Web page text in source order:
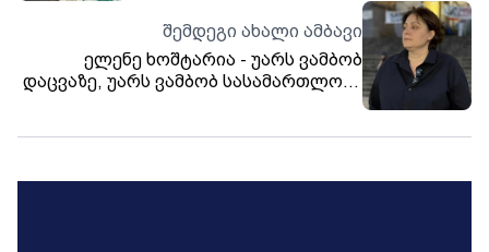
შემდეგი ახალი ამბავი
ელენე ხოშტარია - უარს ვამბობ
დაცვაზე, უარს ვამბობ სასამართლოში